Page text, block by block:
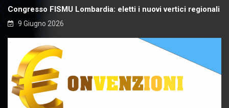
Congresso FISMU Lombardia: eletti i nuovi vertici regionali
9 Giugno 2026